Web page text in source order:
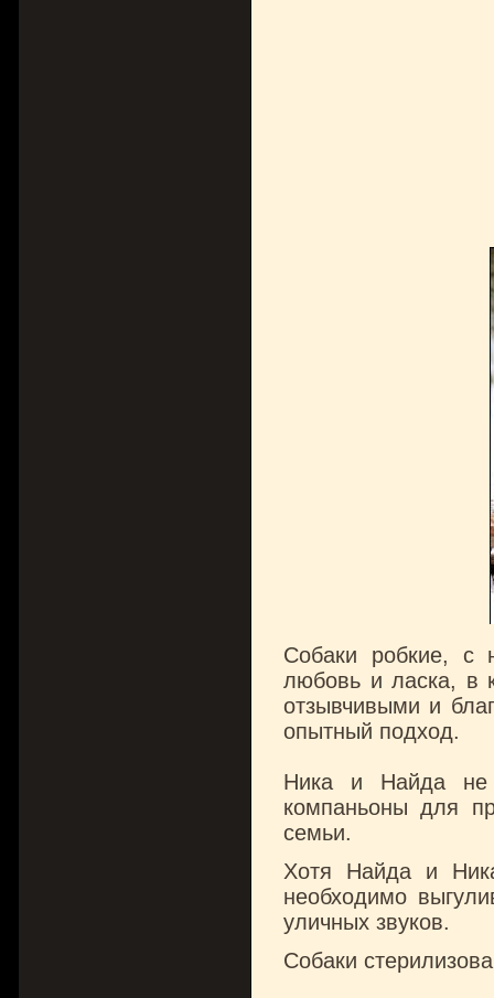
Собаки робкие, с
любовь и ласка, в
отзывчивыми и
опытный подход.
Ника и Найда не
компаньоны для
семьи.
Хотя Найда и
необходимо
уличных звуков.
Собаки